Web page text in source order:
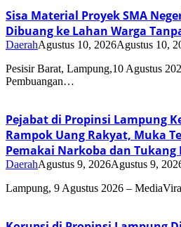
Sisa Material Proyek SMA
Dibuang ke Lahan Warga
DaerahAgustus 10, 2026Agustus 10,
Pesisir Barat, Lampung,10 Agustus
Pembuangan…
Pejabat di Propinsi Lampung
Rampok Uang Rakyat, Muka
Pemakai Narkoba dan Tukang
DaerahAgustus 9, 2026Agustus 9,
Lampung, 9 Agustus 2026 –